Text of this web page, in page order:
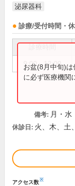
泌尿器科
診療/受付時間・
9:00～12:00
お盆(8月中旬)
に必ず医療機関
備考: 月・水
休診日: 火、木、土
アクセス数※